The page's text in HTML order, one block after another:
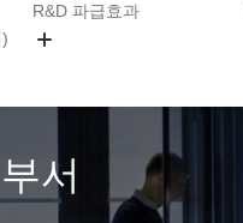
R&D 파급효과
서